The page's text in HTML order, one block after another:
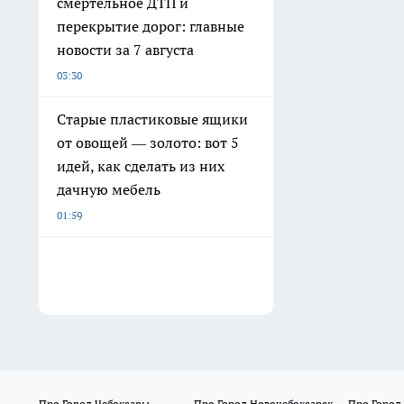
перекрытие дорог: главные
новости за 7 августа
03:30
Старые пластиковые ящики
от овощей — золото: вот 5
идей, как сделать из них
дачную мебель
01:59